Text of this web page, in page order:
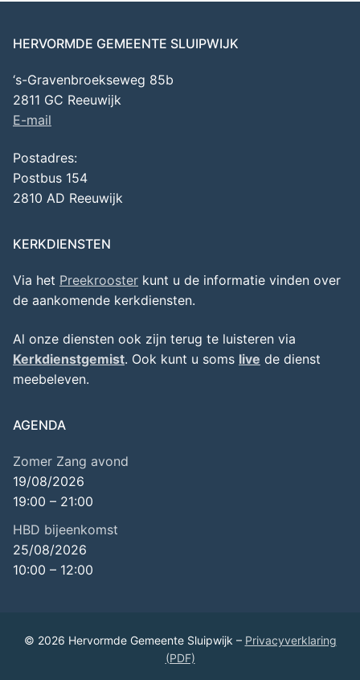
HERVORMDE GEMEENTE SLUIPWIJK
‘s-Gravenbroekseweg 85b
2811 GC Reeuwijk
E-mail
Postadres:
Postbus 154
2810 AD Reeuwijk
KERKDIENSTEN
Via het Preekrooster kunt u de informatie vinden over
de aankomende kerkdiensten.
Al onze diensten ook zijn terug te luisteren via
Kerkdienstgemist. Ook kunt u soms live de dienst
meebeleven.
AGENDA
Zomer Zang avond
19/08/2026
19:00 – 21:00
HBD bijeenkomst
25/08/2026
10:00 – 12:00
© 2026 Hervormde Gemeente Sluipwijk – Privacyverklaring
(PDF)